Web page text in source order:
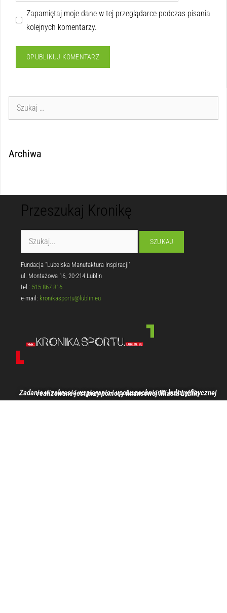
Zapamiętaj moje dane w tej przeglądarce podczas pisania
kolejnych komentarzy.
Archiwa
Przeszukaj Kronikę
Fundacja "Lubelska Manufaktura Inspiracji"
ul. Montażowa 16, 20-214 Lublin
tel.: 515 867 816
e-mail: kronikasportu@lublin.eu
Zadanie w zakresie wspierania i upowszechniania kultury fizycznej realizowane jest przy pomocy finansowej Miasta Lublin